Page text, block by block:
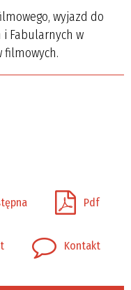
wyjazd do
Fabularnych w
filmowych.
Pdf
Kontakt